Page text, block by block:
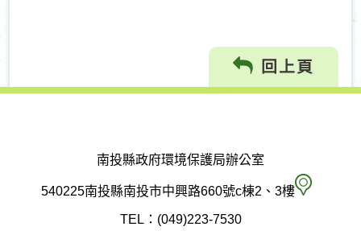
回上頁
南投縣政府環境保護局辦公室
540225南投縣南投市中興路660號c棟2、3樓 南
TEL：(049)223-7530